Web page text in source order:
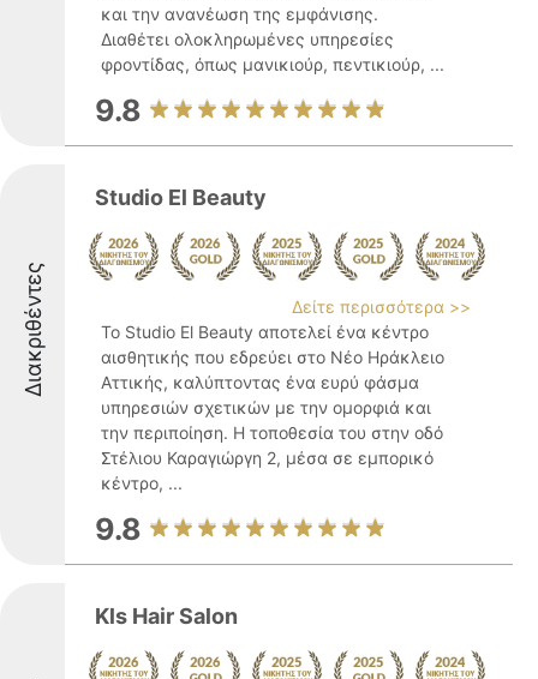
και την ανανέωση της εμφάνισης.
Διαθέτει ολοκληρωμένες υπηρεσίες
φροντίδας, όπως μανικιούρ, πεντικιούρ, ...
9.8
Διακριθέντες
Studio El Beauty
Δείτε περισσότερα >>
Το Studio El Beauty αποτελεί ένα κέντρο
αισθητικής που εδρεύει στο Νέο Ηράκλειο
Αττικής, καλύπτοντας ένα ευρύ φάσμα
υπηρεσιών σχετικών με την ομορφιά και
την περιποίηση. Η τοποθεσία του στην οδό
Στέλιου Καραγιώργη 2, μέσα σε εμπορικό
κέντρο, ...
9.8
Kls Hair Salon